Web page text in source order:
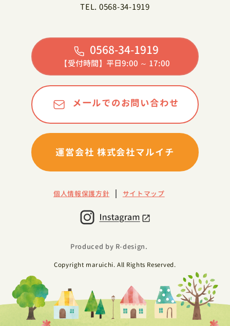
TEL. 0568-34-1919
0568-34-1919
【受付時間】平日9:00 ～ 17:00
メールでのお問い合わせ
運営会社 株式会社マルイチ
個人情報保護方針 サイトマップ
Produced by R-design.
Copyright maruichi. All Rights Reserved.